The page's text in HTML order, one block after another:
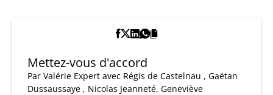
Mettez-vous d'accord
Par Valérie Expert avec Régis de Castelnau , Gaëtan
Dussaussaye , Nicolas Jeanneté, Geneviève